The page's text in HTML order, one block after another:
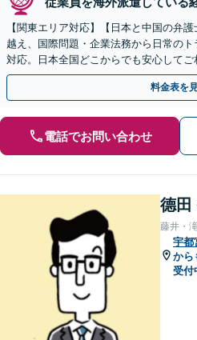
【関東エリア対応】【日本と中国の弁
越え、国際問題・企業法務から日常の
対応。日本全国どこからでも安心して
歩を踏み出してみませんか。【初回相談
料金表を
電話でお問い合わせ
德田
藤井・
宇都
から
受付